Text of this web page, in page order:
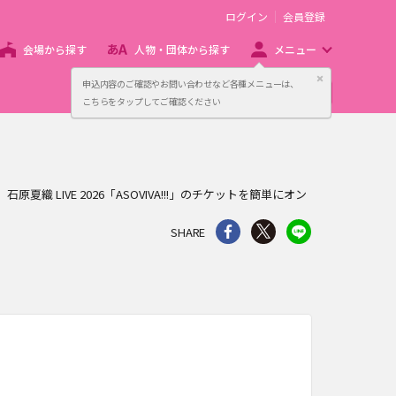
申込内容のご確認やお問い合わせなど各種メニューは、
こちらをタップしてご確認ください
閉じる
ログイン 会員登録
会場から探す 人物・団体から探す メニュー
主催者向け販売サービス
原夏織 LIVE 2026「ASOVIVA!!!」のチケットを簡単にオン
SHARE シェア Twitter